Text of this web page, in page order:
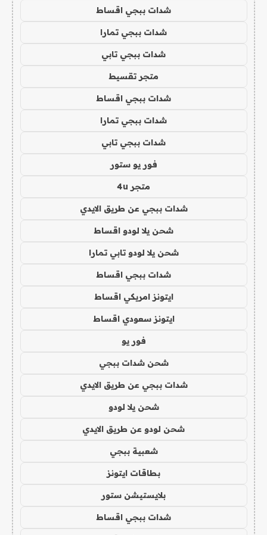
شدات ببجي اقساط
شدات ببجي تمارا
شدات ببجي تابي
متجر تقسيط
شدات ببجي اقساط
شدات ببجي تمارا
شدات ببجي تابي
فور يو ستور
متجر 4u
شدات ببجي عن طريق الايدي
شحن يلا لودو اقساط
شحن يلا لودو تابي تمارا
شدات ببجي اقساط
ايتونز امريكي اقساط
ايتونز سعودي اقساط
فور يو
شحن شدات ببجي
شدات ببجي عن طريق الايدي
شحن يلا لودو
شحن لودو عن طريق الايدي
شعبية ببجي
بطاقات ايتونز
بلايستيشن ستور
شدات ببجي اقساط